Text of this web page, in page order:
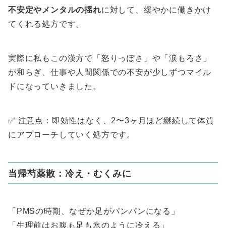
不安定やメンタルの揺れに対して、緩やかに働きかけ
てくれる処方です。
実際に私もこの漢方で「怒りっぽさ」や「涙もろさ」
が和らぎ、仕事や人間関係での不安が少しずつマイル
ドになっていきました。
✅ 注意点：即効性はなく、2〜3ヶ月ほど継続して体質
にアプローチしていく処方です。
当帰芍薬散：冷え・むくみに
「PMSの時期、なぜか足がパンパンになる」
「生理前はお腹も足も氷のように冷える」